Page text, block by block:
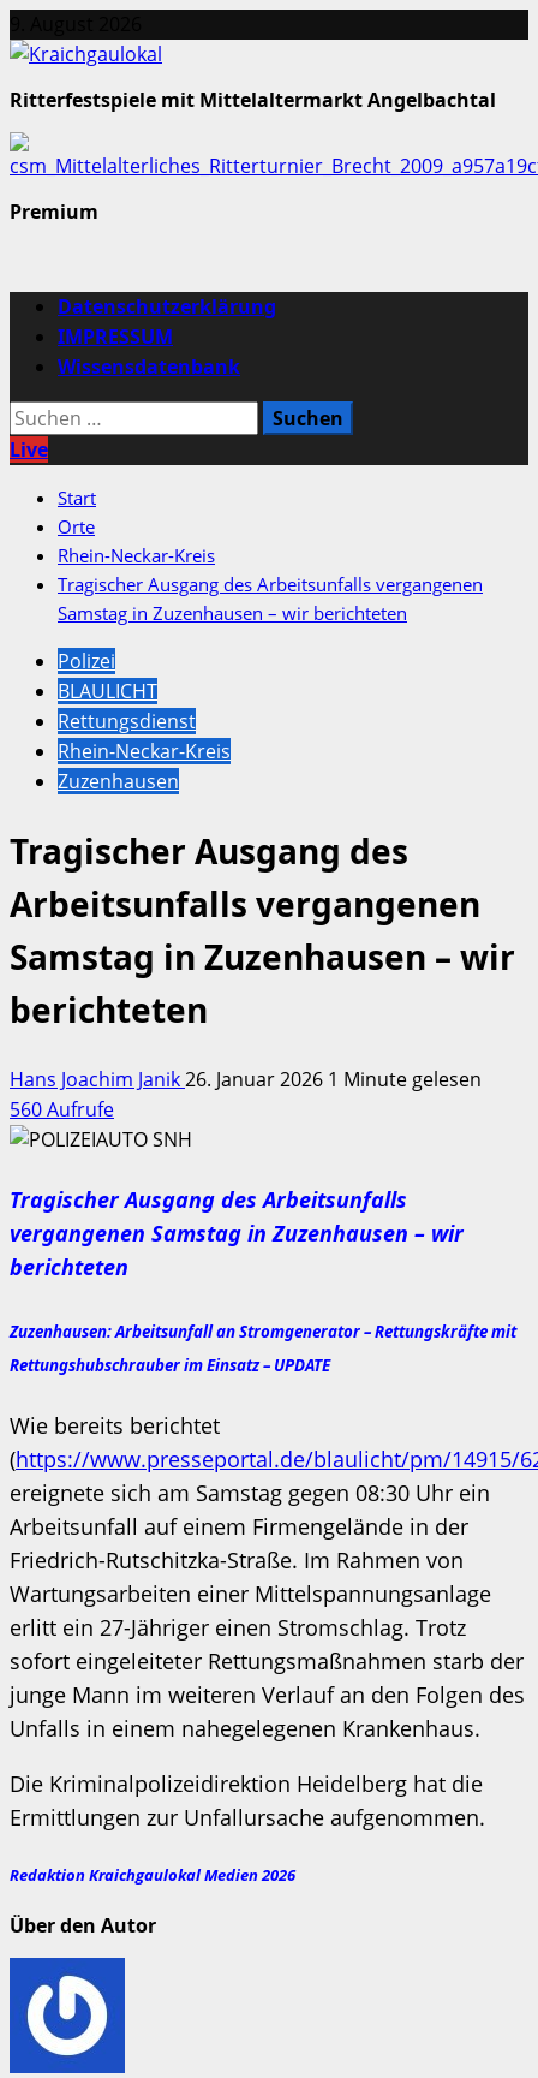
Inhalt
Ritterfestspiele mit Mittelaltermarkt Angelbachtal
Premium
Primäres
Menü
Datenschutzerklärung
IMPRESSUM
Wissensdatenbank
Suchen
nach:
Live
Start
Orte
Rhein-Neckar-Kreis
Tragischer Ausgang des Arbeitsunfalls vergangenen
Samstag in Zuzenhausen – wir berichteten
Polizei
BLAULICHT
Rettungsdienst
Rhein-Neckar-Kreis
Zuzenhausen
Tragischer Ausgang des
Arbeitsunfalls vergangenen
Samstag in Zuzenhausen – wir
berichteten
Hans Joachim Janik26. Januar 2026 1 Minute gelesen
560 Aufrufe
Tragischer Ausgang des Arbeitsunfalls
vergangenen Samstag in Zuzenhausen – wir
berichteten
Zuzenhausen: Arbeitsunfall an Stromgenerator – Rettungskräfte mit
Rettungshubschrauber im Einsatz – UPDATE
Wie bereits berichtet
(https://www.presseportal.de/blaulicht/pm/14915/
ereignete sich am Samstag gegen 08:30 Uhr ein
Arbeitsunfall auf einem Firmengelände in der
Friedrich-Rutschitzka-Straße. Im Rahmen von
Wartungsarbeiten einer Mittelspannungsanlage
erlitt ein 27-Jähriger einen Stromschlag. Trotz
sofort eingeleiteter Rettungsmaßnahmen starb der
junge Mann im weiteren Verlauf an den Folgen des
Unfalls in einem nahegelegenen Krankenhaus.
Die Kriminalpolizeidirektion Heidelberg hat die
Ermittlungen zur Unfallursache aufgenommen.
Redaktion Kraichgaulokal Medien 2026
Über den Autor